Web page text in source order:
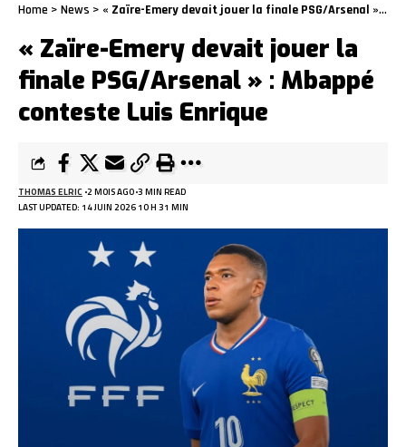
Home > News > « Zaïre-Emery devait jouer la finale PSG/Arsenal » : Mbappé conteste Luis Enrique
« Zaïre-Emery devait jouer la
finale PSG/Arsenal » : Mbappé
conteste Luis Enrique
LAST UPDATED: 14 JUIN 2026 10 H 31 MIN
THOMAS ELRIC 2 MOIS AGO 3 MIN READ